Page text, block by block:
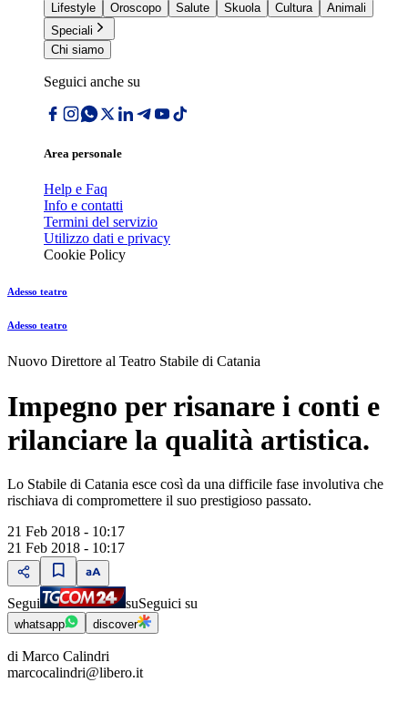
Lifestyle
Oroscopo Salute Skuola Cultura
Animali
Speciali
Chi siamo
Seguici anche su
Area personale
Help e Faq
Info e contatti
Termini del servizio
Utilizzo dati e privacy
Cookie Policy
Adesso teatro
Adesso teatro
Nuovo Direttore al Teatro Stabile di Catania
Impegno per risanare i conti e
rilanciare la qualità artistica.
Lo Stabile di Catania esce così da una difficile fase involutiva che
rischiava di compromettere il suo prestigioso passato.
21 Feb 2018 - 10:17
21 Feb 2018 - 10:17
Segui suSeguici su
whatsapp discover
di Marco Calindri
marcocalindri@libero.it